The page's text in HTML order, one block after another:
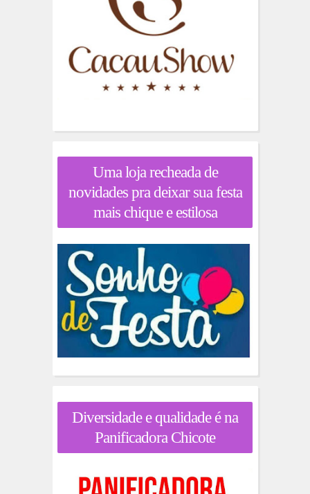
Uma loja recheada de
novidades pra deixar sua festa
mais chique e estilosa
Diversidade e qualidade é na
Panificadora Chicote